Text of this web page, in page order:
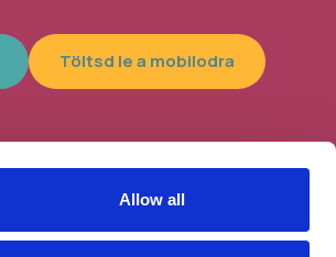
Allow all
Töltsd le a mobilodra
Helybe visszük az ügyintézést!